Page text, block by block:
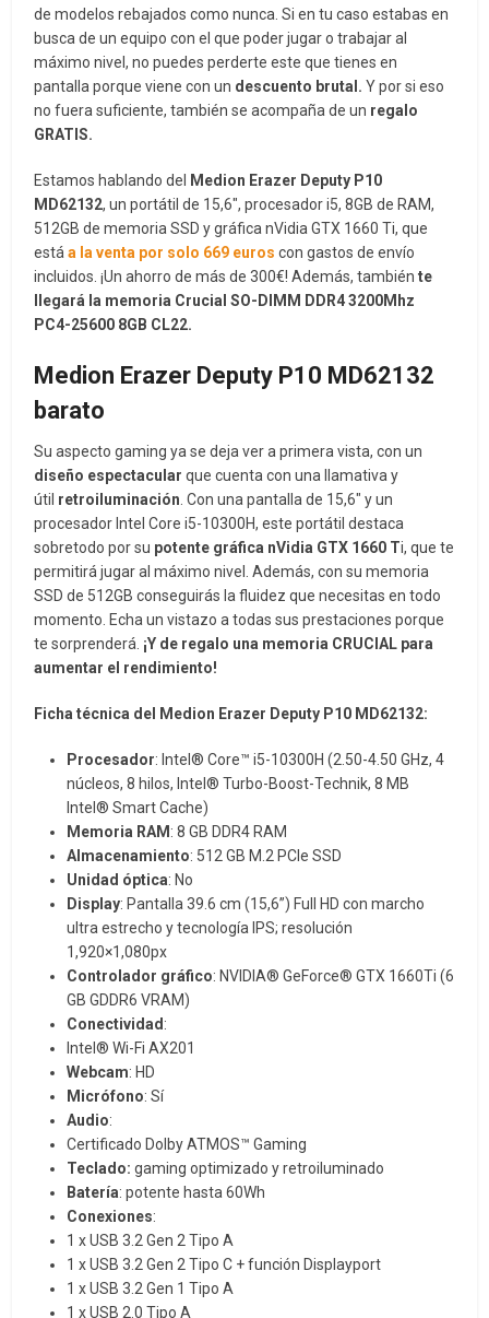
de modelos rebajados como nunca. Si en tu caso estabas en
busca de un equipo con el que poder jugar o trabajar al
máximo nivel, no puedes perderte este que tienes en
pantalla porque viene con un descuento brutal. Y por si eso
no fuera suficiente, también se acompaña de un regalo
GRATIS.
Estamos hablando del Medion Erazer Deputy P10
MD62132, un portátil de 15,6″, procesador i5, 8GB de RAM,
512GB de memoria SSD y gráfica nVidia GTX 1660 Ti, que
está a la venta por solo 669 euros con gastos de envío
incluidos. ¡Un ahorro de más de 300€! Además, tambiénte
llegará la memoria Crucial SO-DIMM DDR4 3200Mhz
PC4-25600 8GB CL22.
Medion Erazer Deputy P10 MD62132
barato
Su aspecto gaming ya se deja ver a primera vista, con un
diseño espectacular que cuenta con una llamativa y
útil retroiluminación . Con una pantalla de 15,6″ y un
procesador Intel Core i5-10300H, este portátil destaca
sobretodo por su potente gráfica nVidia GTX 1660 Ti, que te
permitirá jugar al máximo nivel. Además, con su memoria
SSD de 512GB conseguirás la fluidez que necesitas en todo
momento. Echa un vistazo a todas sus prestaciones porque
te sorprenderá. ¡Y de regalo una memoria CRUCIAL para
aumentar el rendimiento!
Ficha técnica del Medion Erazer Deputy P10 MD62132:
Procesador: Intel® Core™ i5-10300H (2.50-4.50 GHz, 4
núcleos, 8 hilos, Intel® Turbo-Boost-Technik, 8 MB
Intel® Smart Cache)
Memoria RAM: 8 GB DDR4 RAM
Almacenamiento: 512 GB M.2 PCIe SSD
Unidad óptica: No
Display: Pantalla 39.6 cm (15,6”) Full HD con marcho
ultra estrecho y tecnología IPS; resolución
1,920×1,080px
Controlador gráfico: NVIDIA® GeForce® GTX 1660Ti (6
GB GDDR6 VRAM)
Conectividad:
Intel® Wi-Fi AX201
Webcam: HD
Micrófono: Sí
Audio:
Certificado Dolby ATMOS™ Gaming
Teclado:gaming optimizado y retroiluminado
Batería: potente hasta 60Wh
Conexiones:
1 x USB 3.2 Gen 2 Tipo A
1 x USB 3.2 Gen 2 Tipo C + función Displayport
1 x USB 3.2 Gen 1 Tipo A
1 x USB 2.0 Tipo A